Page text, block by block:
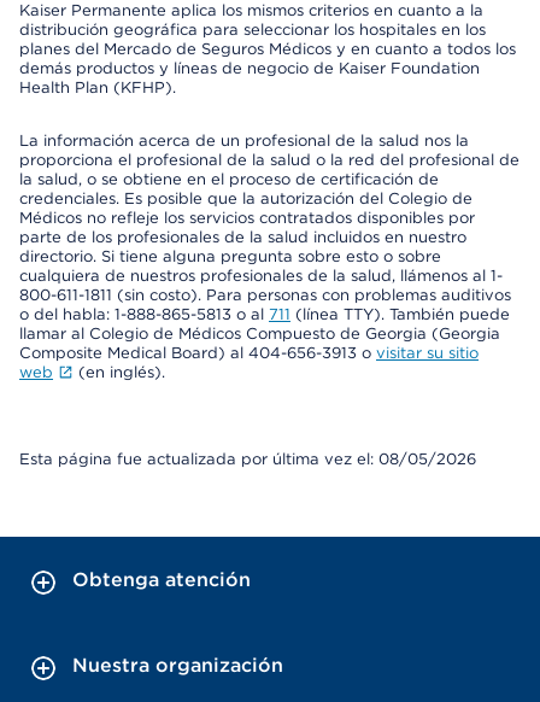
Kaiser Permanente aplica los mismos criterios en cuanto a la
distribución geográfica para seleccionar los hospitales en los
planes del Mercado de Seguros Médicos y en cuanto a todos los
demás productos y líneas de negocio de Kaiser Foundation
Health Plan (KFHP).
La información acerca de un profesional de la salud nos la
proporciona el profesional de la salud o la red del profesional de
la salud, o se obtiene en el proceso de certificación de
credenciales. Es posible que la autorización del Colegio de
Médicos no refleje los servicios contratados disponibles por
parte de los profesionales de la salud incluidos en nuestro
directorio. Si tiene alguna pregunta sobre esto o sobre
cualquiera de nuestros profesionales de la salud, llámenos al 1-
800-611-1811 (sin costo). Para personas con problemas auditivos
o del habla: 1-888-865-5813 o al 711 (línea TTY). También puede
llamar al Colegio de Médicos Compuesto de Georgia (Georgia
Composite Medical Board) al 404-656-3913 o visitar su sitio
web
(en inglés).
Esta página fue actualizada por última vez el: 08/05/2026
Obtenga atención
Nuestra organización